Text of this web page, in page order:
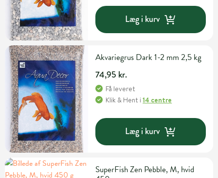
Læg i kurv
Akvariegrus Dark 1-2 mm 2,5 kg
74,95 kr.
Få leveret
Klik & Hent i14 centre
Læg i kurv
SuperFish Zen Pebble, M, hvid